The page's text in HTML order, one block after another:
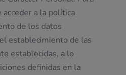
a la política
de los datos
establecimiento de las
establecidas, a lo
definidas en la